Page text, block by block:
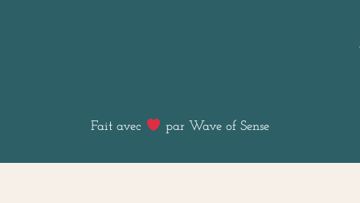
Fait avec par Wave of Sense